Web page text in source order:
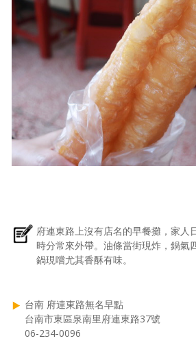
府連東路上沒有店名的早餐攤，家人
時分常來外帶。油條當街現炸，鍋氣
鍋現嚐尤其香酥有味。
台南 府連東路無名早點
台南市東區泉南里府連東路37號
06-234-0096